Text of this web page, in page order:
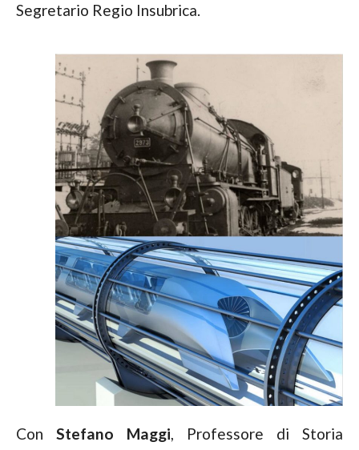
Segretario Regio Insubrica.
Con Stefano Maggi, Professore di Storia